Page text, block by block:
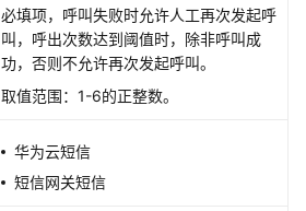
必填项，呼叫失败时允许人工再次发起呼
叫，呼出次数达到阈值时，除非呼叫成
功，否则不允许再次发起呼叫。
取值范围：1-6的正整数。
华为云短信
短信网关短信